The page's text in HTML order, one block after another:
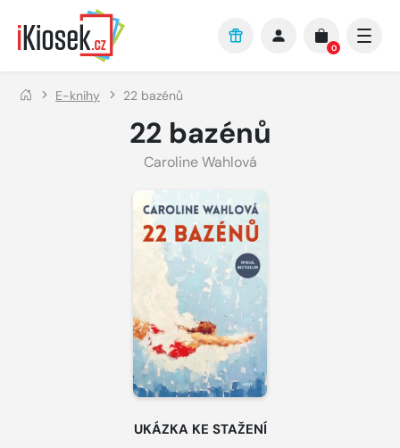
Přejít na hlavní obsah
0
E-knihy 22 bazénů
22 bazénů
Caroline Wahlová
UKÁZKA KE STAŽENÍ